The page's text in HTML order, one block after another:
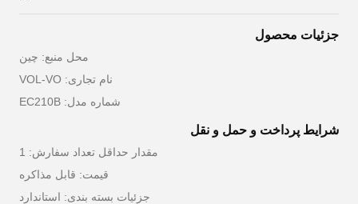
جزئیات محصول
محل منبع: چین
نام تجاری: VOL-VO
شماره مدل: EC210B
شرایط پرداخت و حمل و نقل
مقدار حداقل تعداد سفارش: 1
قیمت: قابل مذاکره
جزئیات بسته بندی: استاندارد